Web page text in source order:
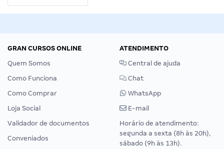
GRAN CURSOS ONLINE
Quem Somos
Como Funciona
Como Comprar
Loja Social
Validador de documentos
Conveniados
ATENDIMENTO
Central de ajuda
Chat
WhatsApp
E-mail
Horário de atendimento:
segunda a sexta (8h às 20h),
sábado (9h às 13h).